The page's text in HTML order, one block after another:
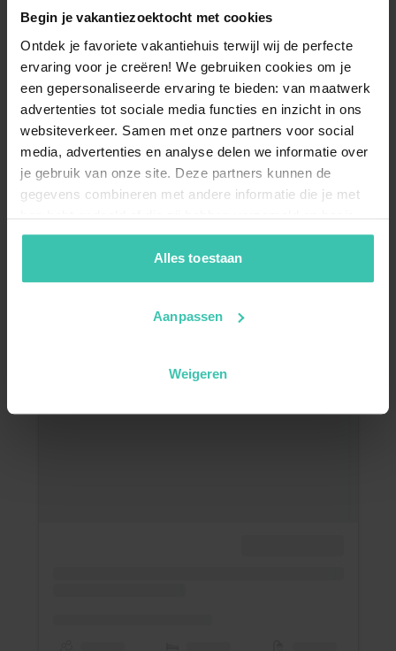
Begin je vakantiezoektocht met cookies
Ontdek je favoriete vakantiehuis terwijl wij de perfecte
ervaring voor je creëren! We gebruiken cookies om je
een gepersonaliseerde ervaring te bieden: van maatwerk
advertenties tot sociale media functies en inzicht in ons
websiteverkeer. Samen met onze partners voor social
media, advertenties en analyse delen we informatie over
je gebruik van onze site. Deze partners kunnen de
gegevens combineren met andere informatie die je met
hen hebt gedeeld of die zij hebben verzameld op basis
van je gebruik van hun diensten. Zo zorgen we ervoor dat
jouw vakantiezoektocht soepel en op maat verloopt!
Alles toestaan
Aanpassen
Weigeren